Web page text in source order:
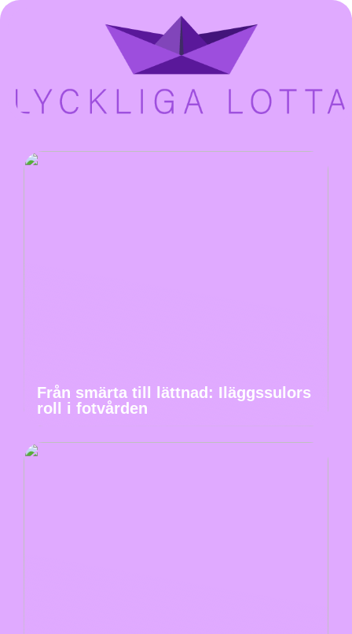
Från smärta till lättnad: Iläggssulors
roll i fotvården